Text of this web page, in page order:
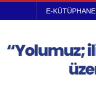
E-KÜTÜPHANE